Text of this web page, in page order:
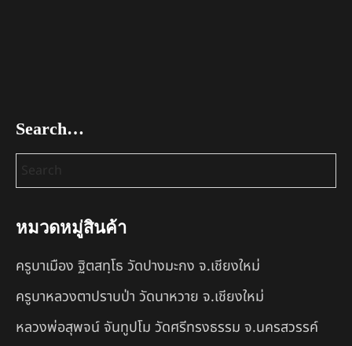
Search…
หมวดหมู่สินค้า
ครูบาเมือง ฐิตสทฺโธ วัดปางมะกง จ.เชียงใหม่
ครูบาหลวงตาปราบป่า วัดนาหวาย จ.เชียงใหม่
หลวงพ่อสุพจน์ จันทูปโม วัดศรีทรงธรรม จ.นครสวรรค์